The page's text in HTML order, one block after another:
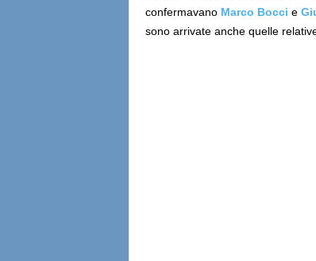
confermavano Marco Bocci e
sono arrivate anche quelle